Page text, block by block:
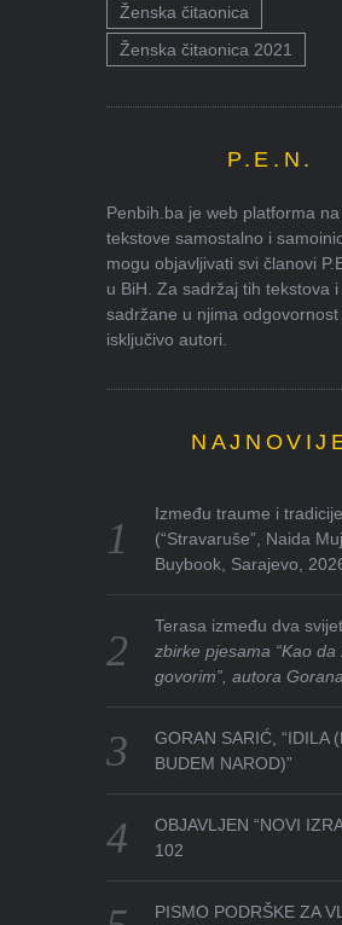
Ženska čitaonica
Ženska čitaonica 2021
P.E.N.
Penbih.ba je web platforma
tekstove samostalno i
mogu objavljivati svi članovi
u BiH. Za sadržaj tih tekstova i
sadržane u njima odgovornost
isključivo autori.
Između traume i tradicije
(“Stravaruše”, Naida
Buybook, Sarajevo,
Terasa između dva
zbirke pjesama “Kao da
govorim”, autora
GORAN SARIĆ, “IDILA
BUDEM NAROD)”
OBJAVLJEN “NOVI
102
PISMO PODRŠKE ZA